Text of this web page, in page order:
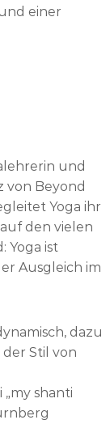
einer
und
von Beyond
Yoga ihr
den vielen
Yoga ist
Ausgleich im
dazu
Stil von
shanti